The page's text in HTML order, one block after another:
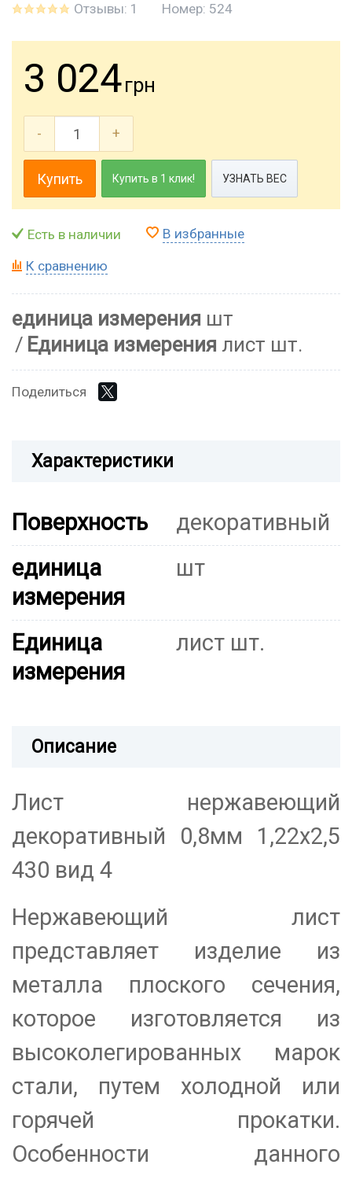
Отзывы: 1 Номер: 524
3 024грн
- +
Купить Купить в 1 клик! УЗНАТЬ ВЕС
Есть в наличии В избранные
К сравнению
единица измерения шт
Единица измерения лист шт.
Поделиться
Характеристики
Поверхность
декоративный
единица
измерения
шт
Единица
измерения
лист шт.
Описание
Лист нержавеющий
декоративный 0,8мм 1,22х2,5
430 вид 4
Нержавеющий лист
представляет изделие из
металла плоского сечения,
которое изготовляется из
высоколегированных марок
стали, путем холодной или
горячей прокатки.
Особенности данного